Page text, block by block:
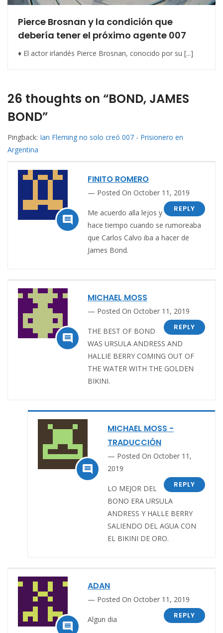
Pierce Brosnan y la condición que
debería tener el próximo agente 007
♦ El actor irlandés Pierce Brosnan, conocido por su [...]
26 thoughts on “BOND, JAMES
BOND”
Pingback: Ian Fleming no solo creó 007 - Prisionero en
Argentina

FINITO ROMERO
Posted On October 11, 2019
REPLY
Me acuerdo alla lejos y
hace tiempo cuando se rumoreaba
que Carlos Calvo iba a hacer de
James Bond.

MICHAEL MOSS
Posted On October 11, 2019
REPLY
THE BEST OF BOND
WAS URSULA ANDRESS AND
HALLIE BERRY COMING OUT OF
THE WATER WITH THE GOLDEN
BIKINI.

MICHAEL MOSS -
TRADUCCIÓN
Posted On October 11,
2019
REPLY
LO MEJOR DEL
BONO ERA URSULA
ANDRESS Y HALLE BERRY
SALIENDO DEL AGUA CON
EL BIKINI DE ORO.

ADAN
Posted On October 11, 2019
REPLY
Algun dia